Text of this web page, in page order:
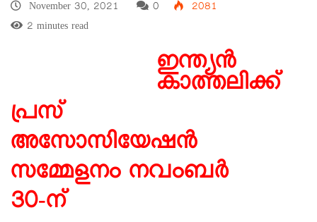
November 30, 2021
0
2081
2 minutes read
ഇന്ത്യൻ
കാത്തലിക്ക്
പ്രസ്
അസോസിയേഷൻ
സമ്മേളനം നവംബർ
30-ന്